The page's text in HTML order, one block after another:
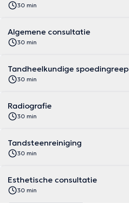
30 min
Algemene consultatie
30 min
Tandheelkundige spoedingreep
30 min
Radiografie
30 min
Tandsteenreiniging
30 min
Esthetische consultatie
30 min